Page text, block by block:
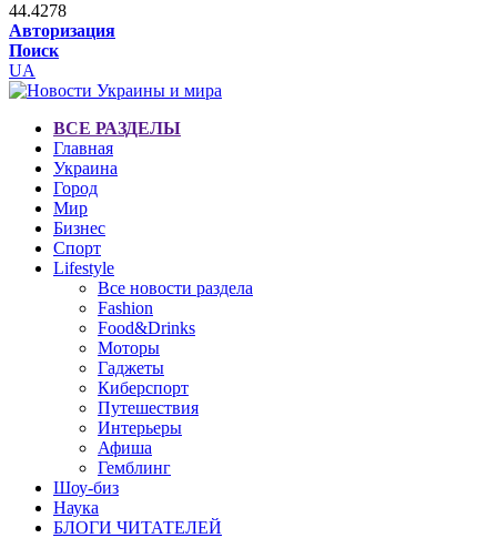
44.4278
Авторизация
Поиск
UA
ВСЕ РАЗДЕЛЫ
Главная
Украина
Город
Мир
Бизнес
Спорт
Lifestyle
Все новости раздела
Fashion
Food&Drinks
Моторы
Гаджеты
Киберспорт
Путешествия
Интерьеры
Афиша
Гемблинг
Шоу-биз
Наука
БЛОГИ ЧИТАТЕЛЕЙ